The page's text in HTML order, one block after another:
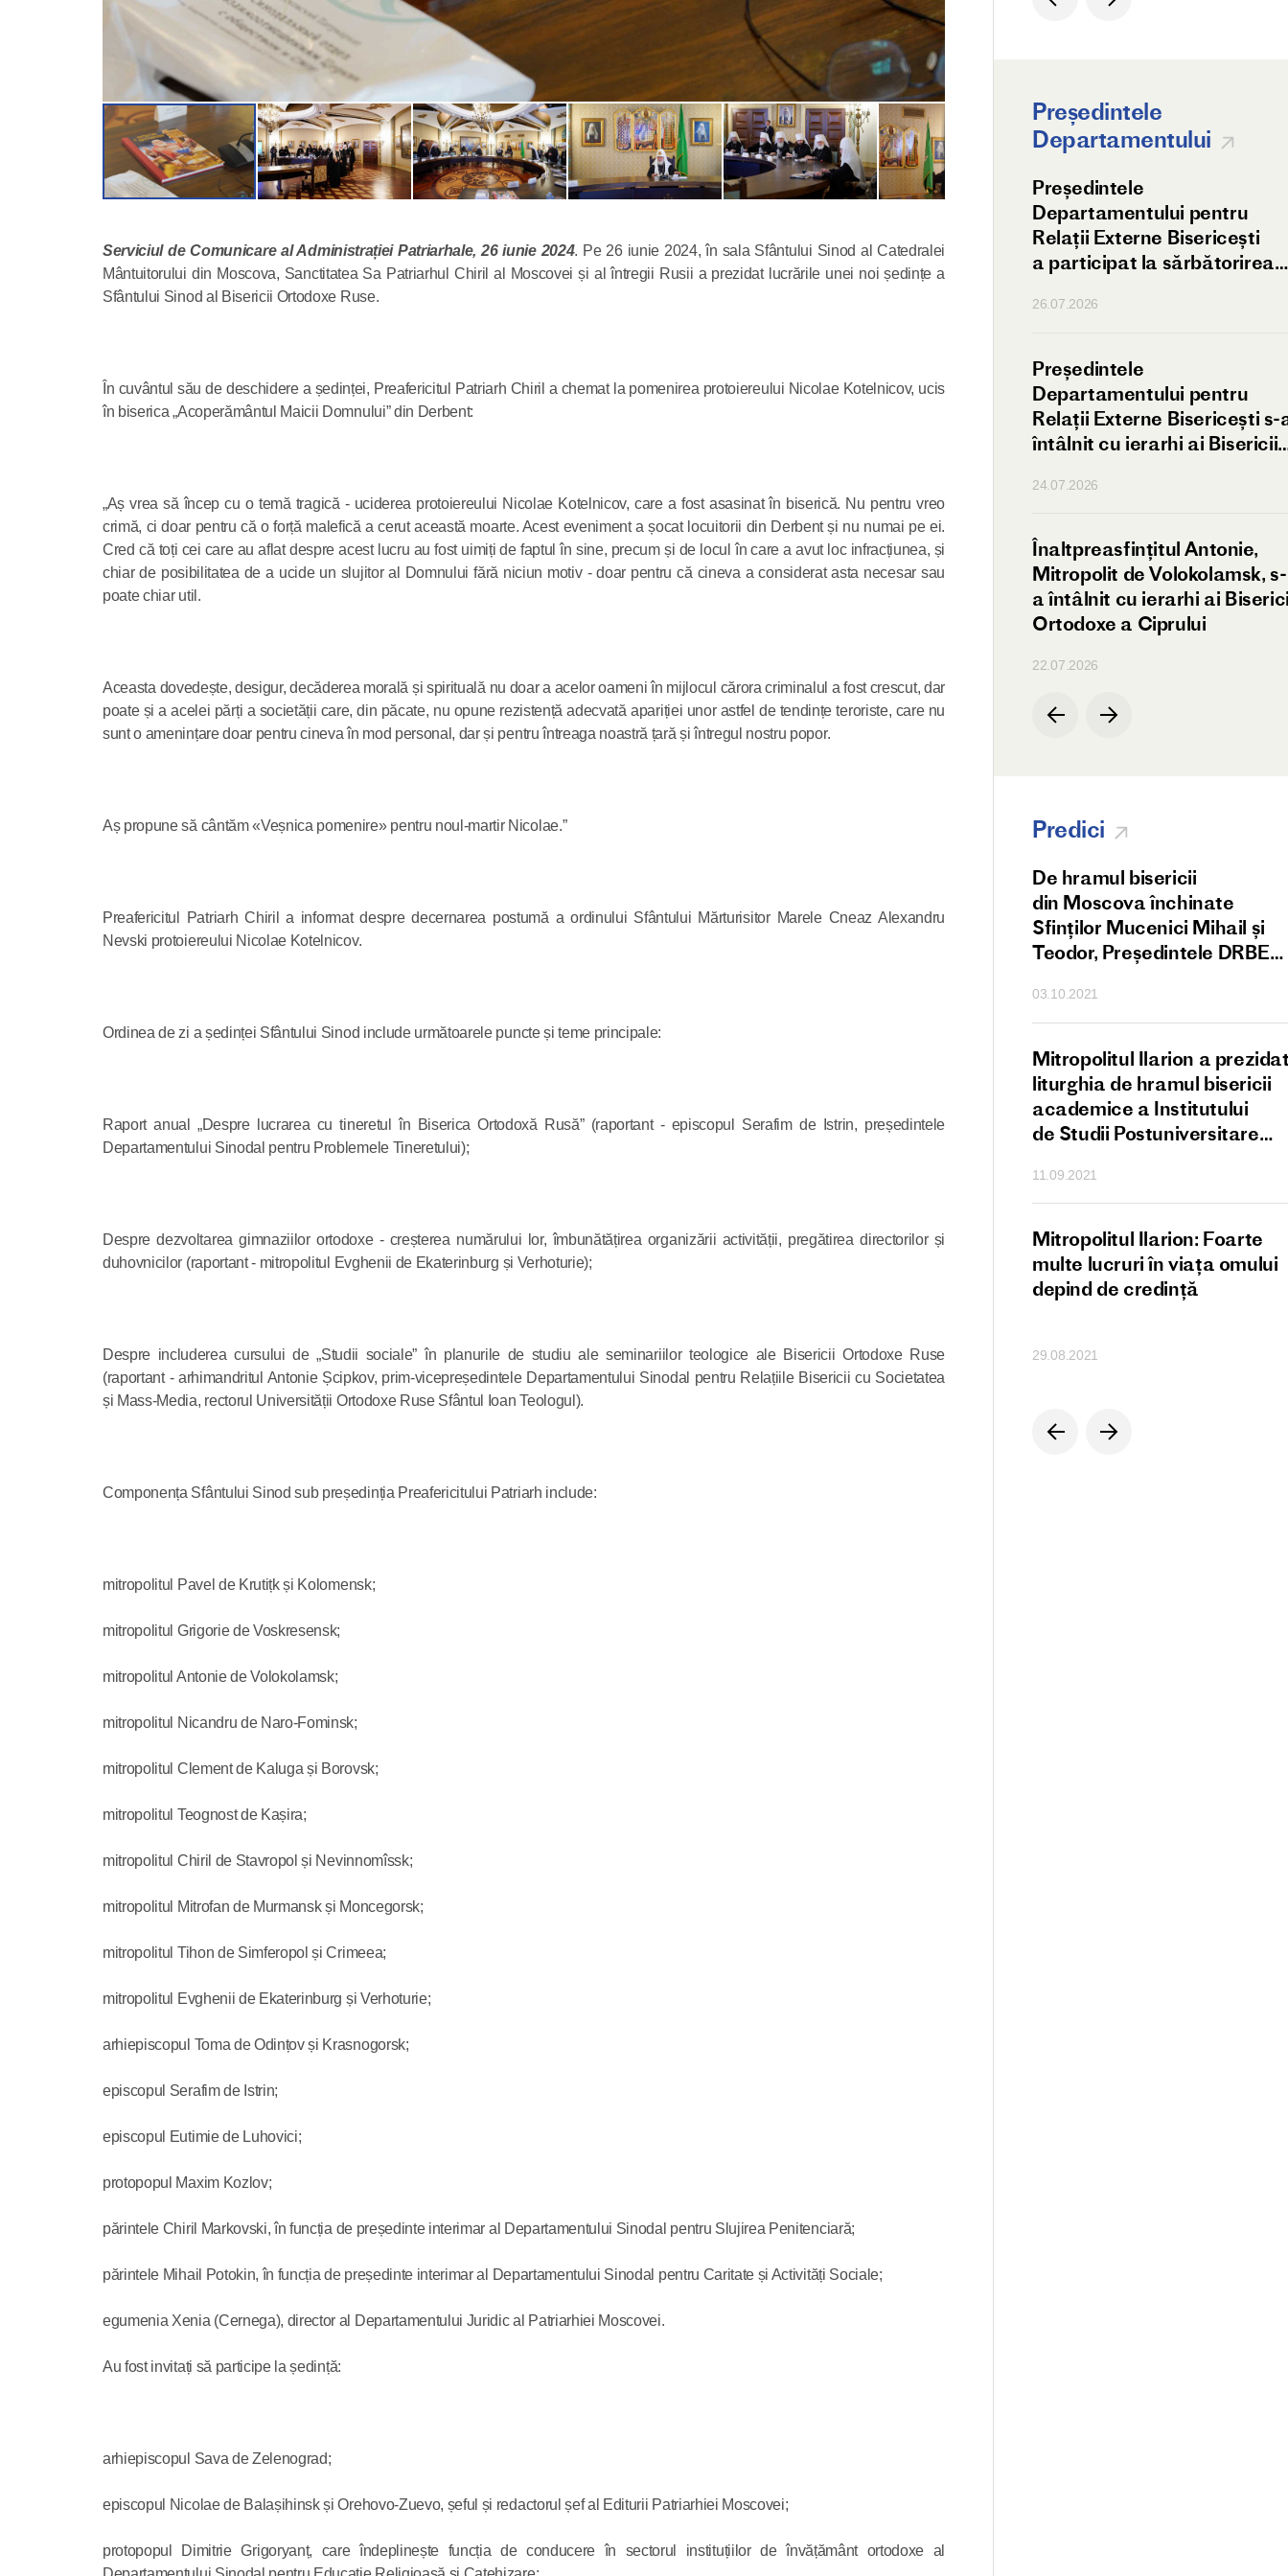
Serviciul de Comunicare al Administrației Patriarhale, 26 iunie 2024. Pe 26 iunie 2024, în sala Sfântului Sinod al Catedralei
Mântuitorului din Moscova, Sanctitatea Sa Patriarhul Chiril al Moscovei și al întregii Rusii a prezidat lucrările unei noi ședințe a
Sfântului Sinod al Bisericii Ortodoxe Ruse.
În cuvântul său de deschidere a ședinței, Preafericitul Patriarh Chiril a chemat la pomenirea protoiereului Nicolae Kotelnicov, ucis
în biserica „Acoperământul Maicii Domnului” din Derbent:
„Aș vrea să încep cu o temă tragică - uciderea protoiereului Nicolae Kotelnicov, care a fost asasinat în biserică. Nu pentru vreo
crimă, ci doar pentru că o forță malefică a cerut această moarte. Acest eveniment a șocat locuitorii din Derbent și nu numai pe ei.
Cred că toți cei care au aflat despre acest lucru au fost uimiți de faptul în sine, precum și de locul în care a avut loc infracțiunea, și
chiar de posibilitatea de a ucide un slujitor al Domnului fără niciun motiv - doar pentru că cineva a considerat asta necesar sau
poate chiar util.
Aceasta dovedește, desigur, decăderea morală și spirituală nu doar a acelor oameni în mijlocul cărora criminalul a fost crescut, dar
poate și a acelei părți a societății care, din păcate, nu opune rezistență adecvată apariției unor astfel de tendințe teroriste, care nu
sunt o amenințare doar pentru cineva în mod personal, dar și pentru întreaga noastră țară și întregul nostru popor.
Aș propune să cântăm «Veșnica pomenire» pentru noul-martir Nicolae.”
Preafericitul Patriarh Chiril a informat despre decernarea postumă a ordinului Sfântului Mărturisitor Marele Cneaz Alexandru
Nevski protoiereului Nicolae Kotelnicov.
Ordinea de zi a ședinței Sfântului Sinod include următoarele puncte și teme principale:
Raport anual „Despre lucrarea cu tineretul în Biserica Ortodoxă Rusă” (raportant - episcopul Serafim de Istrin, președintele
Departamentului Sinodal pentru Problemele Tineretului);
Despre dezvoltarea gimnaziilor ortodoxe - creșterea numărului lor, îmbunătățirea organizării activității, pregătirea directorilor și
duhovnicilor (raportant - mitropolitul Evghenii de Ekaterinburg și Verhoturie);
Despre includerea cursului de „Studii sociale” în planurile de studiu ale seminariilor teologice ale Bisericii Ortodoxe Ruse
(raportant - arhimandritul Antonie Șcipkov, prim-vicepreședintele Departamentului Sinodal pentru Relațiile Bisericii cu Societatea
și Mass-Media, rectorul Universității Ortodoxe Ruse Sfântul Ioan Teologul).
Componența Sfântului Sinod sub președinția Preafericitului Patriarh include:
mitropolitul Pavel de Krutițk și Kolomensk;
mitropolitul Grigorie de Voskresensk;
mitropolitul Antonie de Volokolamsk;
mitropolitul Nicandru de Naro-Fominsk;
mitropolitul Clement de Kaluga și Borovsk;
mitropolitul Teognost de Kașira;
mitropolitul Chiril de Stavropol și Nevinnomîssk;
mitropolitul Mitrofan de Murmansk și Moncegorsk;
mitropolitul Tihon de Simferopol și Crimeea;
mitropolitul Evghenii de Ekaterinburg și Verhoturie;
arhiepiscopul Toma de Odințov și Krasnogorsk;
episcopul Serafim de Istrin;
episcopul Eutimie de Luhovici;
protopopul Maxim Kozlov;
părintele Chiril Markovski, în funcția de președinte interimar al Departamentului Sinodal pentru Slujirea Penitenciară;
părintele Mihail Potokin, în funcția de președinte interimar al Departamentului Sinodal pentru Caritate și Activități Sociale;
egumenia Xenia (Cernega), director al Departamentului Juridic al Patriarhiei Moscovei.
Au fost invitați să participe la ședință:
arhiepiscopul Sava de Zelenograd;
episcopul Nicolae de Balașihinsk și Orehovo-Zuevo, șeful și redactorul șef al Editurii Patriarhiei Moscovei;
protopopul Dimitrie Grigoryanț, care îndeplinește funcția de conducere în sectorul instituțiilor de învățământ ortodoxe al
Președintele
Departamentului
A avut loc întâlnirea
cu ambasadorul Pakistanului
în Rusia
de Volokolamsk s-a întâlnit
Mitropolitul de Volokolamsk
Antonie s-a întâlnit
Președintele
Departamentului pentru
Relații Externe Bisericești
a participat la sărbătorirea
Bisericii Ortodoxe a Antiohiei
26.07.2026
Președintele
Departamentului pentru
Relații Externe Bisericești s-
întâlnit cu ierarhi ai Bisericii
24.07.2026
Înaltpreasfințitul Antonie,
Mitropolit de Volokolamsk, s-
a întâlnit cu ierarhi ai
Ortodoxe a Ciprului
22.07.2026
Predici
a sufletului creștin
răspundem la prezența
Biserica îi cintește pe toți
07.02.2021
De hramul bisericii
din Moscova închinate
Sfinților Mucenici Mihail și
Teodor, Președintele DRBE
Cernigov
03.10.2021
Mitropolitul Ilarion a
liturghia de hramul bisericii
academice a Institutului
de Studii Postuniversitare
11.09.2021
Mitropolitul Ilarion: Foarte
multe lucruri în viața omului
depind de credință
29.08.2021